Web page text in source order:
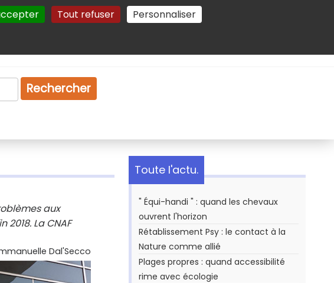
Tout refuser Personnaliser
Plan du site Gestion des cookies
Rechercher
aux
La CNAF
Dal'Secco
Toute l'actu.
" Équi-handi " : quand les chevaux
ouvrent l'horizon
Rétablissement Psy : le contact à la
Nature comme allié
Plages propres : quand accessibilité
rime avec écologie